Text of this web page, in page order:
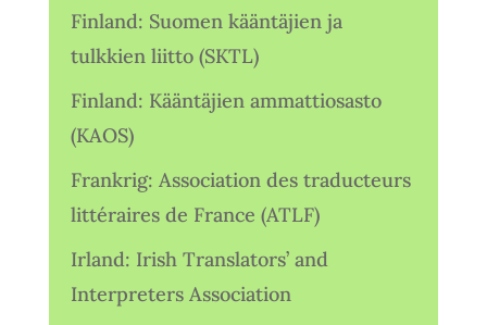
Finland: Suomen kääntäjien ja
tulkkien liitto (SKTL)
Finland: Kääntäjien ammattiosasto
(KAOS)
Frankrig: Association des traducteurs
littéraires de France (ATLF)
Irland: Irish Translators’ and
Interpreters Association